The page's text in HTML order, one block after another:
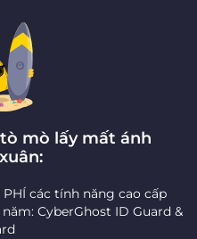
mò lấy mất ánh
các tính năng cao cấp
CyberGhost ID Guard &